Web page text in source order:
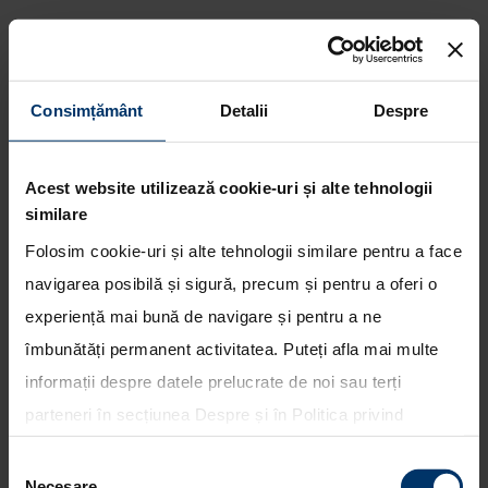
Consimțământ Detalii Despre
Acest website utilizează cookie-uri și alte tehnologii
similare
Folosim cookie-uri și alte tehnologii similare pentru a face
navigarea posibilă și sigură, precum și pentru a oferi o
experiență mai bună de navigare și pentru a ne
îmbunătăți permanent activitatea. Puteți afla mai multe
informații despre datele prelucrate de noi sau terți
parteneri în secțiunea Despre și în Politica privind
toate cookie-urile, una sau mai multe categorii sau să
Campanie de rechemare in
service (recall) aflata in derulare
in reteaua Hyundai Auto
Romania